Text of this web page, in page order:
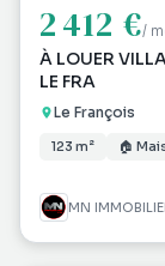
2 412 €/
À LOUER
LE FRA
Le François
123 m² 🏠
MN